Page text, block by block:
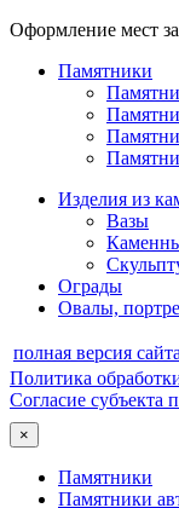
Оформление мест
Памятники
Изделия из
Вазы
Ограды
Овалы,
полная версия сайта
Политика
Согласие субъекта
×
Памятники
Памятники